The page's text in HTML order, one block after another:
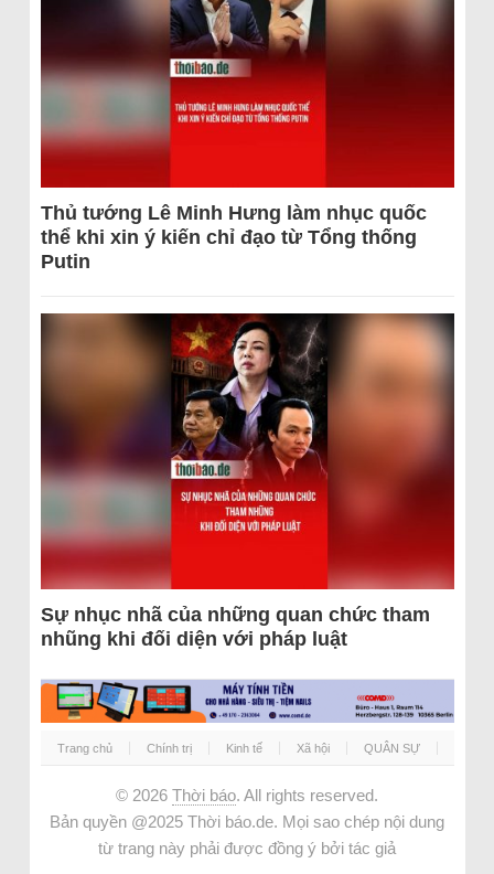
Thủ tướng Lê Minh Hưng làm nhục quốc
thể khi xin ý kiến chỉ đạo từ Tổng thống
Putin
Sự nhục nhã của những quan chức tham
nhũng khi đối diện với pháp luật
Trang chủ Chính trị Kinh tế Xã hội QUÂN SỰ
© 2026 Thời báo. All rights reserved.
Bản quyền @2025 Thời báo.de. Mọi sao chép nội dung
từ trang này phải được đồng ý bởi tác giả